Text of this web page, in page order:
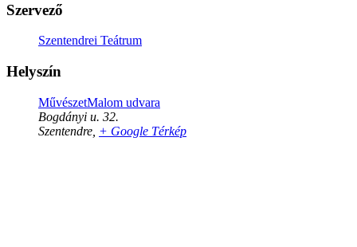
Szervező
Szentendrei Teátrum
Helyszín
MűvészetMalom udvara
Bogdányi u. 32.
Szentendre + Google Térkép